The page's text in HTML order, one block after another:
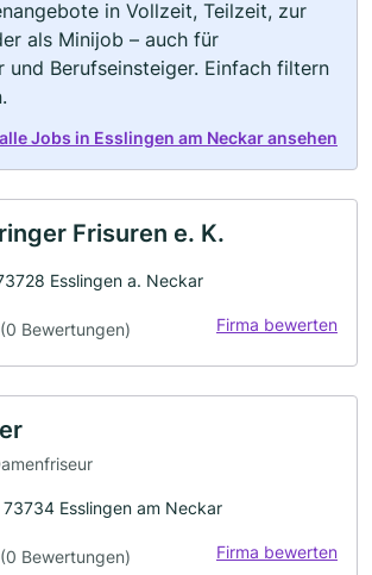
in Vollzeit, Teilzeit, zur
als Minijob – auch für
und Berufseinsteiger. Einfach filtern
Jobs in Esslingen am Neckar ansehen
Frisuren e. K.
Esslingen a. Neckar
(0 Bewertungen) Firma bewerten
Esslingen am Neckar
(0 Bewertungen) Firma bewerten